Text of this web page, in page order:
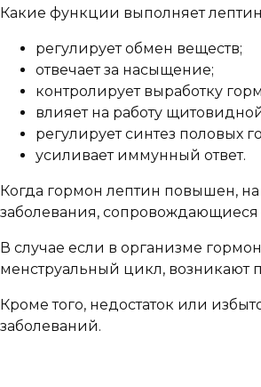
Какие функции выполняет
регулирует обмен веществ;
отвечает за насыщение;
контролирует выработку
влияет на работу
регулирует синтез половых
усиливает иммунный ответ.
Когда гормон лептин повышен,
заболевания, сопровождающиеся
В случае если в организме
менструальный цикл, возникают
Кроме того, недостаток или
заболеваний.